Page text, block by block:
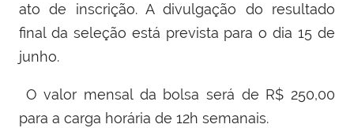
ato de inscrição. A divulgação do resultado
final da seleção está prevista para o dia 15 de
junho.
O valor mensal da bolsa será de R$ 250,00
para a carga horária de 12h semanais.